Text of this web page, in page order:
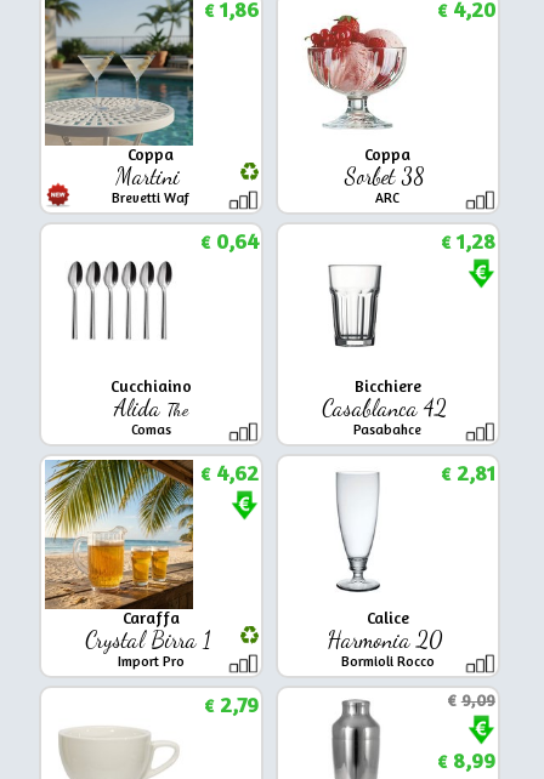
Coppa
Martini
Brevetti Waf
€1,86
Coppa
Sorbet 38
ARC
€4,20
Cucchiaino
Alida The
Comas
€0,64
Bicchiere
Casablanca 42
Pasabahce
€1,28
Caraffa
Crystal Birra 1
Import Pro
€4,62
Calice
Harmonia 20
Bormioli Rocco
€2,81
€2,79 €9,09
€8,99